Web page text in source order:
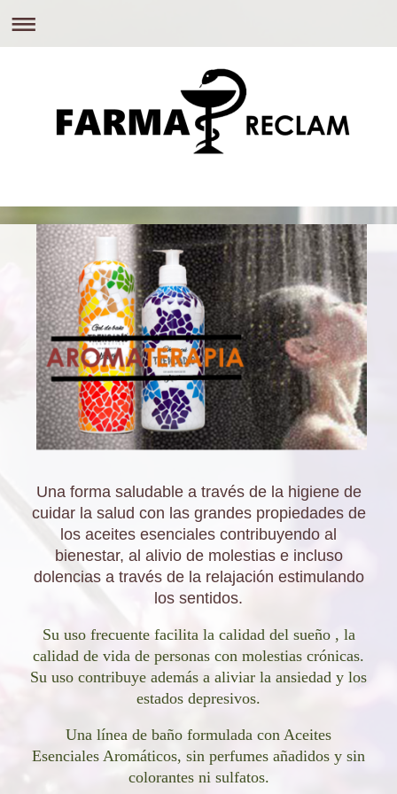
Una forma saludable a través de la higiene de
cuidar la salud con las grandes propiedades de
los aceites esenciales contribuyendo al
bienestar, al alivio de molestias e incluso
dolencias a través de la relajación estimulando
los sentidos.
Su uso frecuente facilita la calidad del sueño , la
calidad de vida de personas con molestias crónicas.
Su uso contribuye además a aliviar la ansiedad y los
estados depresivos.
Una línea de baño formulada con Aceites
Esenciales Aromáticos, sin perfumes añadidos y sin
colorantes ni sulfatos.